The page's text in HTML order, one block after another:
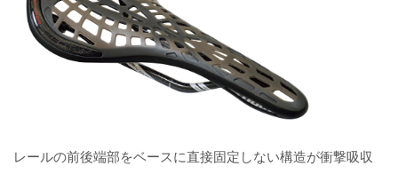
レールの前後端部をベースに直接固定しない構造が衝撃吸収